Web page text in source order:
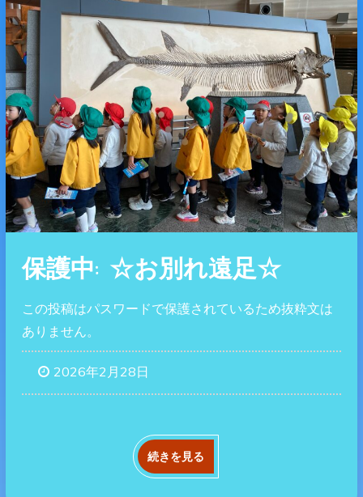
保護中: ☆お別れ遠足☆
この投稿はパスワードで保護されているため抜粋文は
ありません。
2026年2月28日
続きを見る